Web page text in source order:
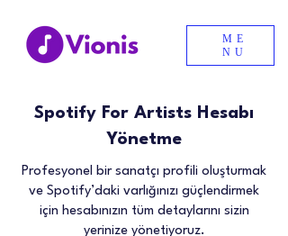
ME
NU
Spotify For Artists Hesabı
Yönetme
Profesyonel bir sanatçı profili oluşturmak
ve Spotify’daki varlığınızı güçlendirmek
için hesabınızın tüm detaylarını sizin
yerinize yönetiyoruz.